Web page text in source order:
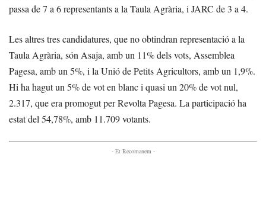
passa de 7 a 6 representants a la Taula Agrària, i JARC de 3 a 4.
Les altres tres candidatures, que no obtindran representació a la
Taula Agrària, són Asaja, amb un 11% dels vots, Assemblea
Pagesa, amb un 5%, i la Unió de Petits Agricultors, amb un 1,9%.
Hi ha hagut un 5% de vot en blanc i quasi un 20% de vot nul,
2.317, que era promogut per Revolta Pagesa. La participació ha
estat del 54,78%, amb 11.709 votants.
- Et Recomanem -